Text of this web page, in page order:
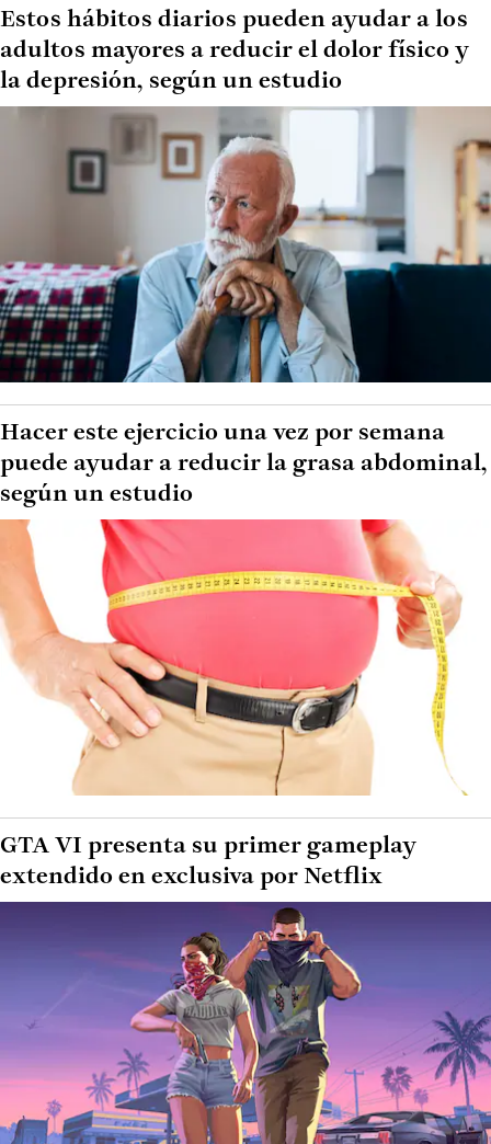
Estos hábitos diarios pueden ayudar a los
adultos mayores a reducir el dolor físico y
la depresión, según un estudio
Hacer este ejercicio una vez por semana
puede ayudar a reducir la grasa abdominal,
según un estudio
GTA VI presenta su primer gameplay
extendido en exclusiva por Netflix